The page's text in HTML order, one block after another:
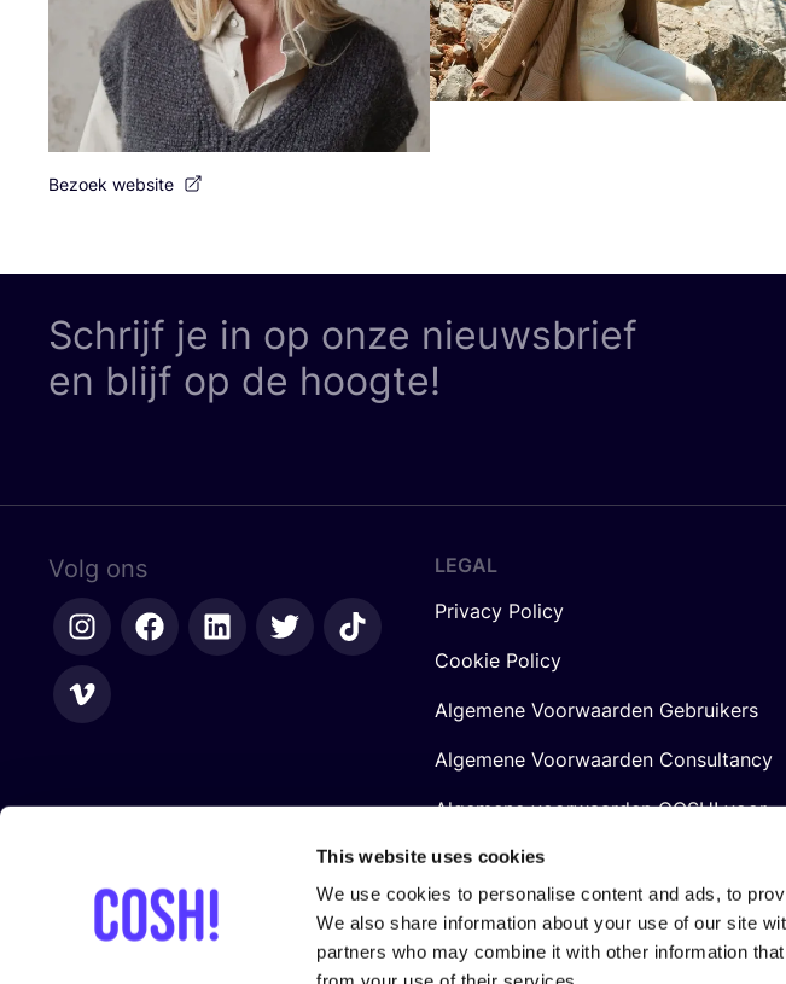
This website uses cookies
We use cookies to personalise content and ads, to
We also share information about your use of our site
partners who may combine it with other information
Bezoek website
Schrijf je in op onze nieuwsbrief
en blijf op de hoogte!
Volg ons
LEGAL
Privacy Policy
Cookie Policy
Algemene Voorwaarden Gebruikers
Algemene Voorwaarden Consultancy
Algemene voorwaarden COSH! voor